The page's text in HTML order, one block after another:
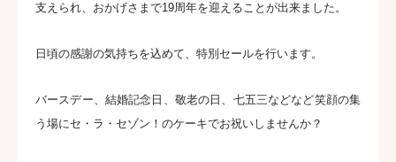
支えられ、おかげさまで19周年を迎えることが出来ました。
日頃の感謝の気持ちを込めて、特別セールを行います。
バースデー、結婚記念日、敬老の日、七五三などなど笑顔の集
う場にセ・ラ・セゾン！のケーキでお祝いしませんか？